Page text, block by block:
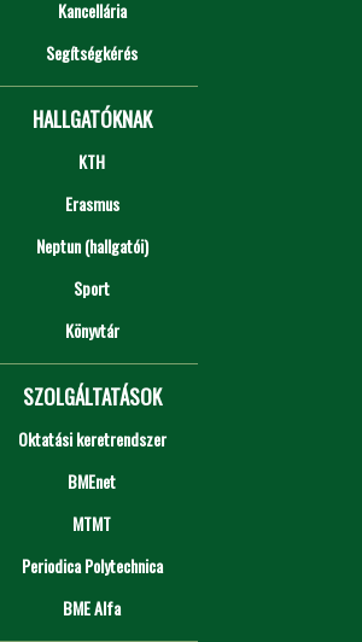
Kancellária
Segítségkérés
HALLGATÓKNAK
KTH
Erasmus
Neptun (hallgatói)
Sport
Könyvtár
SZOLGÁLTATÁSOK
Oktatási keretrendszer
BMEnet
MTMT
Periodica Polytechnica
BME Alfa